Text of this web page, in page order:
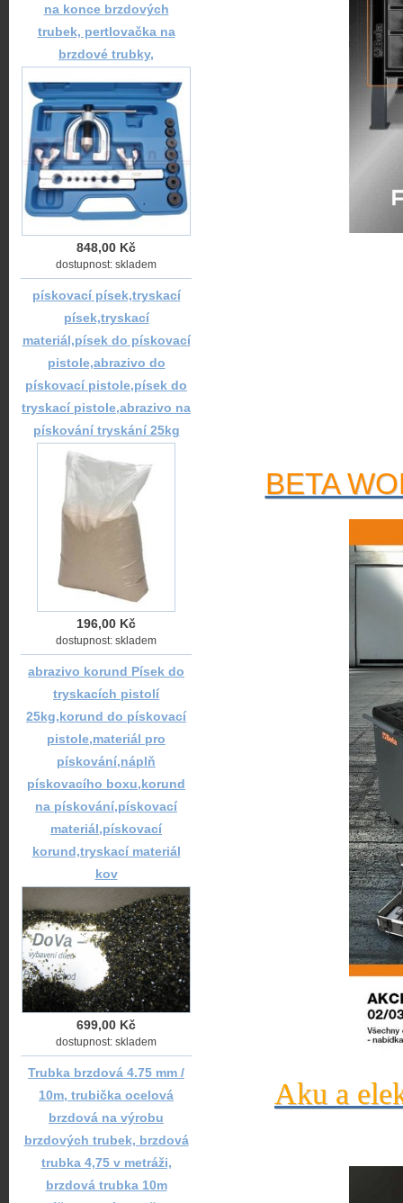
BETA
Aku a
na konce brzdových
trubek, pertlovačka na
brzdové trubky,
848,00 Kč
dostupnost: skladem
pískovací písek,tryskací
písek,tryskací
materiál,písek do pískovací
pistole,abrazivo do
pískovací pistole,písek do
tryskací pistole,abrazivo na
pískování tryskání 25kg
196,00 Kč
dostupnost: skladem
abrazivo korund Písek do
tryskacích pistolí
25kg,korund do pískovací
pistole,materiál pro
pískování,náplň
pískovacího boxu,korund
na pískování,pískovací
materiál,pískovací
korund,tryskací materiál
kov
699,00 Kč
dostupnost: skladem
Trubka brzdová 4.75 mm /
10m, trubička ocelová
brzdová na výrobu
brzdových trubek, brzdová
trubka 4,75 v metráži,
brzdová trubka 10m